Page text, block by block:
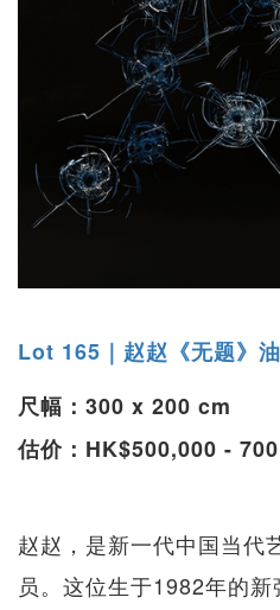
Lot 165｜赵赵《无题》
尺幅：300 x 200 cm
估价：HK$500,000 -
赵赵，是新一代中国当代
员。这位生于1982年的新